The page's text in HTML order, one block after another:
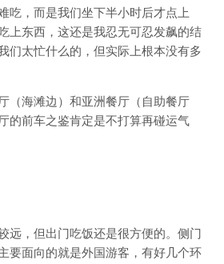
吃，而是我们坐下半小时后才点上
上东西，这还是我忍无可忍发飙的结
们太忙什么的，但实际上根本没有多
（海滩边）和亚洲餐厅（自助餐厅
的前车之鉴肯定是不打算再碰运气
远，但出门吃饭还是很方便的。侧门
要面向的就是外国游客，有好几个环